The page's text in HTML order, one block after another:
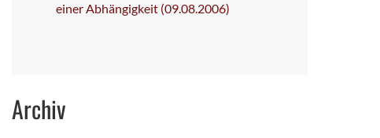
einer Abhängigkeit (09.08.2006)
Archiv